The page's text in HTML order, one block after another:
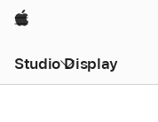
Apple
Studio Display